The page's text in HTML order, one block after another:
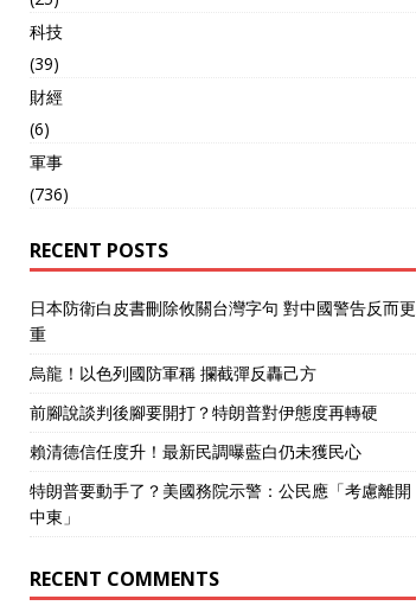
科技
(39)
財經
(6)
軍事
(736)
RECENT POSTS
日本防衛白皮書刪除攸關台灣字句 對中國警告反而更
重
烏龍！以色列國防軍稱 攔截彈反轟己方
前腳說談判後腳要開打？特朗普對伊態度再轉硬
賴清德信任度升！最新民調曝藍白仍未獲民心
特朗普要動手了？美國務院示警：公民應「考慮離開
中東」
RECENT COMMENTS